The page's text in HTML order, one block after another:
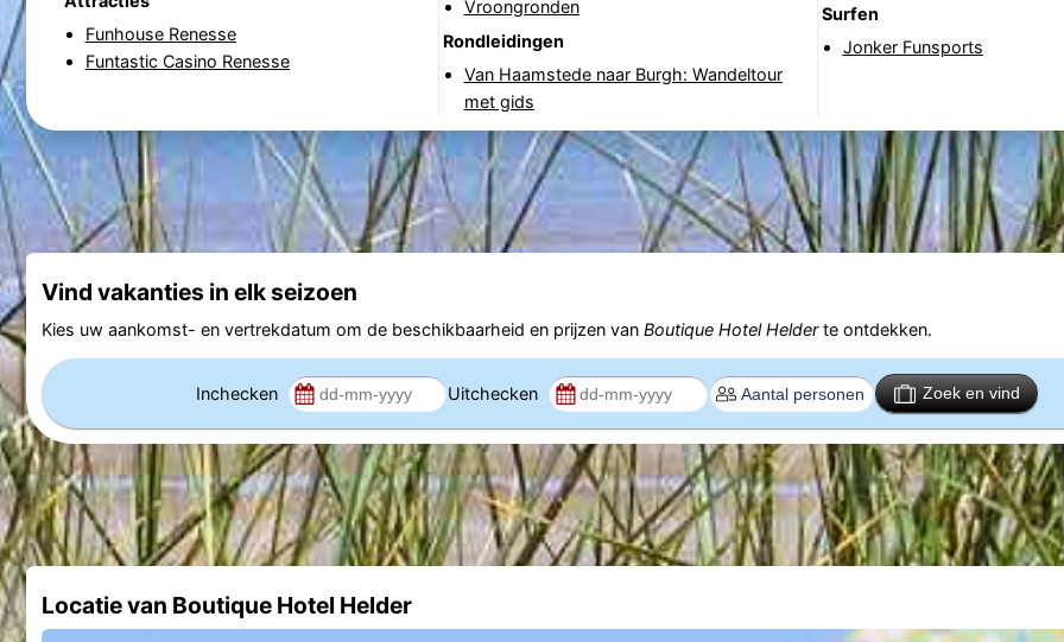
Funhouse Renesse
Funtastic Casino Renesse
Vroongronden
Rondleidingen
Van Haamstede naar Burgh: Wandeltour
met gids
Surfen
Jonker Funsports
Vind vakanties in elk seizoen
Kies uw aankomst- en vertrekdatum om de beschikbaarheid en prijzen van Boutique Hotel Helderte ontdekken.
Inchecken Uitchecken Zoek en vind
Locatie van Boutique Hotel Helder